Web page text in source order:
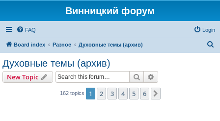
Винницкий форум
FAQ Login
Board index Разное Духовные темы (архив)
Духовные темы (архив)
New Topic Search
162 topics 1 2 3 4 5 6